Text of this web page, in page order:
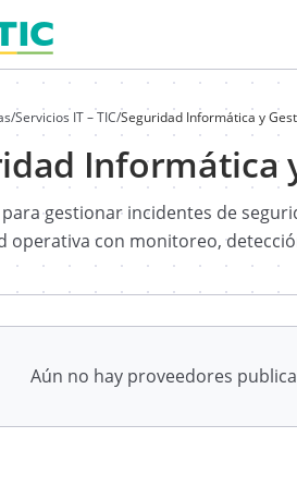
/Servicios IT – TIC/Seguridad Informática y
Informática
gestionar incidentes de
operativa con monitoreo,
Aún no hay proveedores